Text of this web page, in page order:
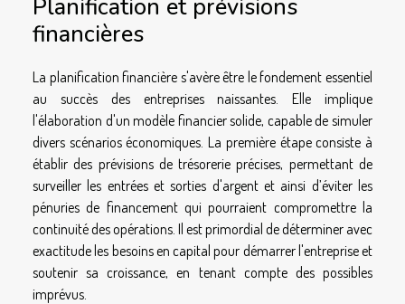
Planification et prévisions
financières
La planification financière s'avère être le fondement essentiel
au succès des entreprises naissantes. Elle implique
l'élaboration d'un modèle financier solide, capable de simuler
divers scénarios économiques. La première étape consiste à
établir des prévisions de trésorerie précises, permettant de
surveiller les entrées et sorties d'argent et ainsi d’éviter les
pénuries de financement qui pourraient compromettre la
continuité des opérations. Il est primordial de déterminer avec
exactitude les besoins en capital pour démarrer l'entreprise et
soutenir sa croissance, en tenant compte des possibles
imprévus.